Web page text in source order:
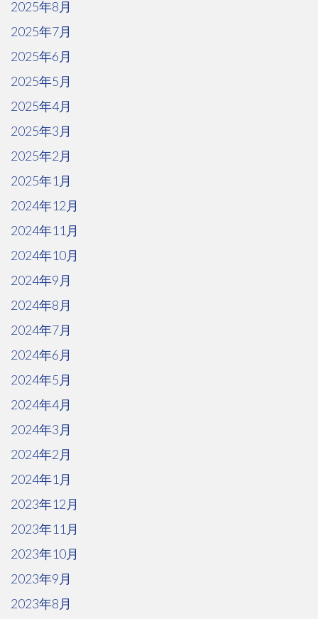
2025年8月
2025年7月
2025年6月
2025年5月
2025年4月
2025年3月
2025年2月
2025年1月
2024年12月
2024年11月
2024年10月
2024年9月
2024年8月
2024年7月
2024年6月
2024年5月
2024年4月
2024年3月
2024年2月
2024年1月
2023年12月
2023年11月
2023年10月
2023年9月
2023年8月